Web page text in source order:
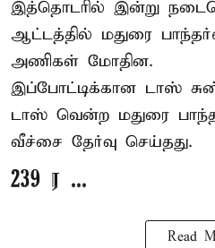
இத்தொடரில் இன்று
ஆட்டத்தில் மதுரை
அணிகள் மோதின.
இப்போட்டிக்கான டாஸ்
டாஸ் வென்ற மதுரை
வீச்சை தேர்வு செய்தது.
239 ர ...
Read